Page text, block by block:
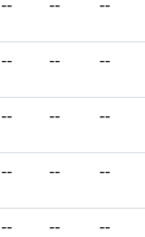
-- -- --
-- -- --
-- -- --
-- -- --
-- -- --